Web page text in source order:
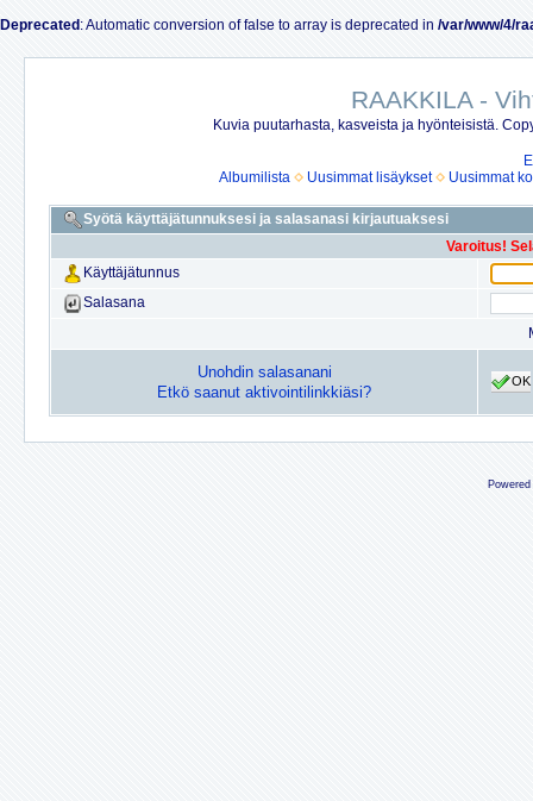
Deprecated : Automatic conversion of false to array is deprecated in /var/www/4/
RAAKKILA -
Kuvia puutarhasta, kasveista ja hyönteisistä.
Albumilista
Uusimmat lisäykset Uusimmat
Syötä käyttäjätunnuksesi ja salasanasi kirjautuaksesi
Varoitus!
Käyttäjätunnus
Salasana
Unohdin salasanani
Etkö saanut aktivointilinkkiäsi?
OK